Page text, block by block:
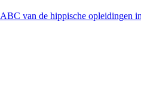
ABC van de hippische opleidingen